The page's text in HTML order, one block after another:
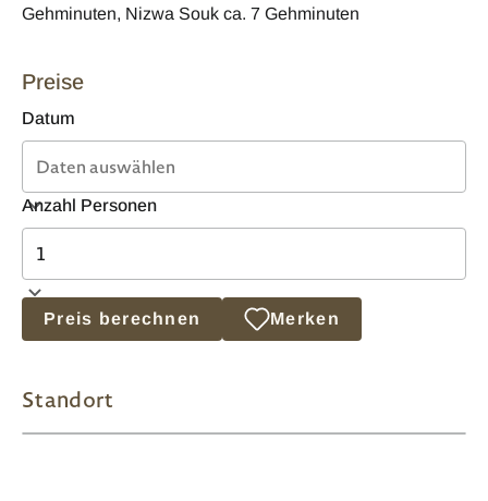
Gehminuten, Nizwa Souk ca. 7 Gehminuten
Preise
Datum
Anzahl Personen
Preis berechnen Merken
Standort